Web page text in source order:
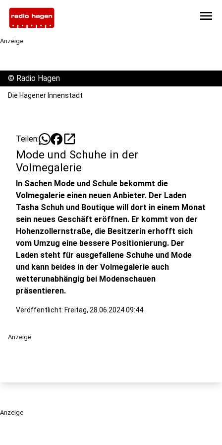
menu
Anzeige
© Radio Hagen
Die Hagener Innenstadt
Teilen: open_in_new
Mode und Schuhe in der
Volmegalerie
In Sachen Mode und Schule bekommt die
Volmegalerie einen neuen Anbieter. Der Laden
Tasha Schuh und Boutique will dort in einem Monat
sein neues Geschäft eröffnen. Er kommt von der
Hohenzollernstraße, die Besitzerin erhofft sich
vom Umzug eine bessere Positionierung. Der
Laden steht für ausgefallene Schuhe und Mode
und kann beides in der Volmegalerie auch
wetterunabhängig bei Modenschauen
präsentieren.
Veröffentlicht: Freitag, 28.06.2024 09:44
Anzeige
Anzeige